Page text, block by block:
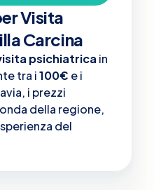
Visita
Carcina
psichiatrica in
tra i100€ e i
i prezzi
della regione,
del